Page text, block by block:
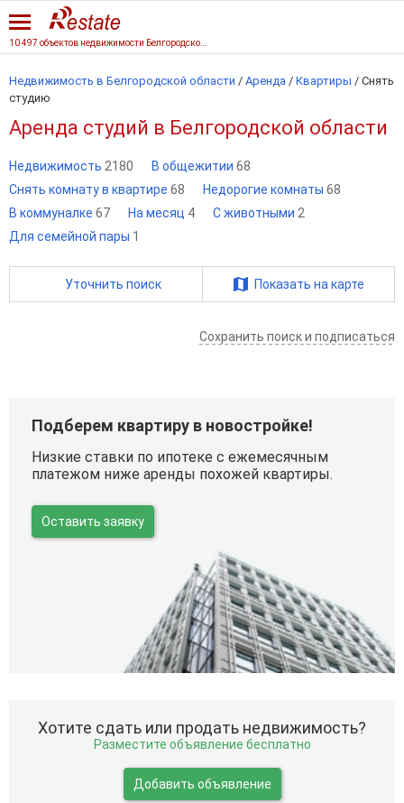
Недвижимость в Белгородской области / Аренда / Квартиры / Снять
студию
Аренда студий в Белгородской области
Недвижимость 2180 В общежитии 68
Снять комнату в квартире 68 Недорогие комнаты 68
В коммуналке 67 На месяц 4 С животными 2
Для семейной пары 1
Уточнить поиск Показать на карте
Сохранить поиск и подписаться
Подберем квартиру в новостройке!
Низкие ставки по ипотеке с ежемесячным
платежом ниже аренды похожей квартиры.
Оставить заявку
Хотите сдать или продать недвижимость?
Разместите объявление бесплатно
Добавить объявление